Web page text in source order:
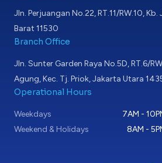
Jln. Perjuangan No.22, RT.11/RW.10,
Barat 11530
Branch Office
Jln. Sunter Garden Raya No.5D, RT.6/
Agung, Kec. Tj. Priok, Jakarta Utara
Operational Hours
Weekdays
7AM -
Weekend & Holidays
8AM -